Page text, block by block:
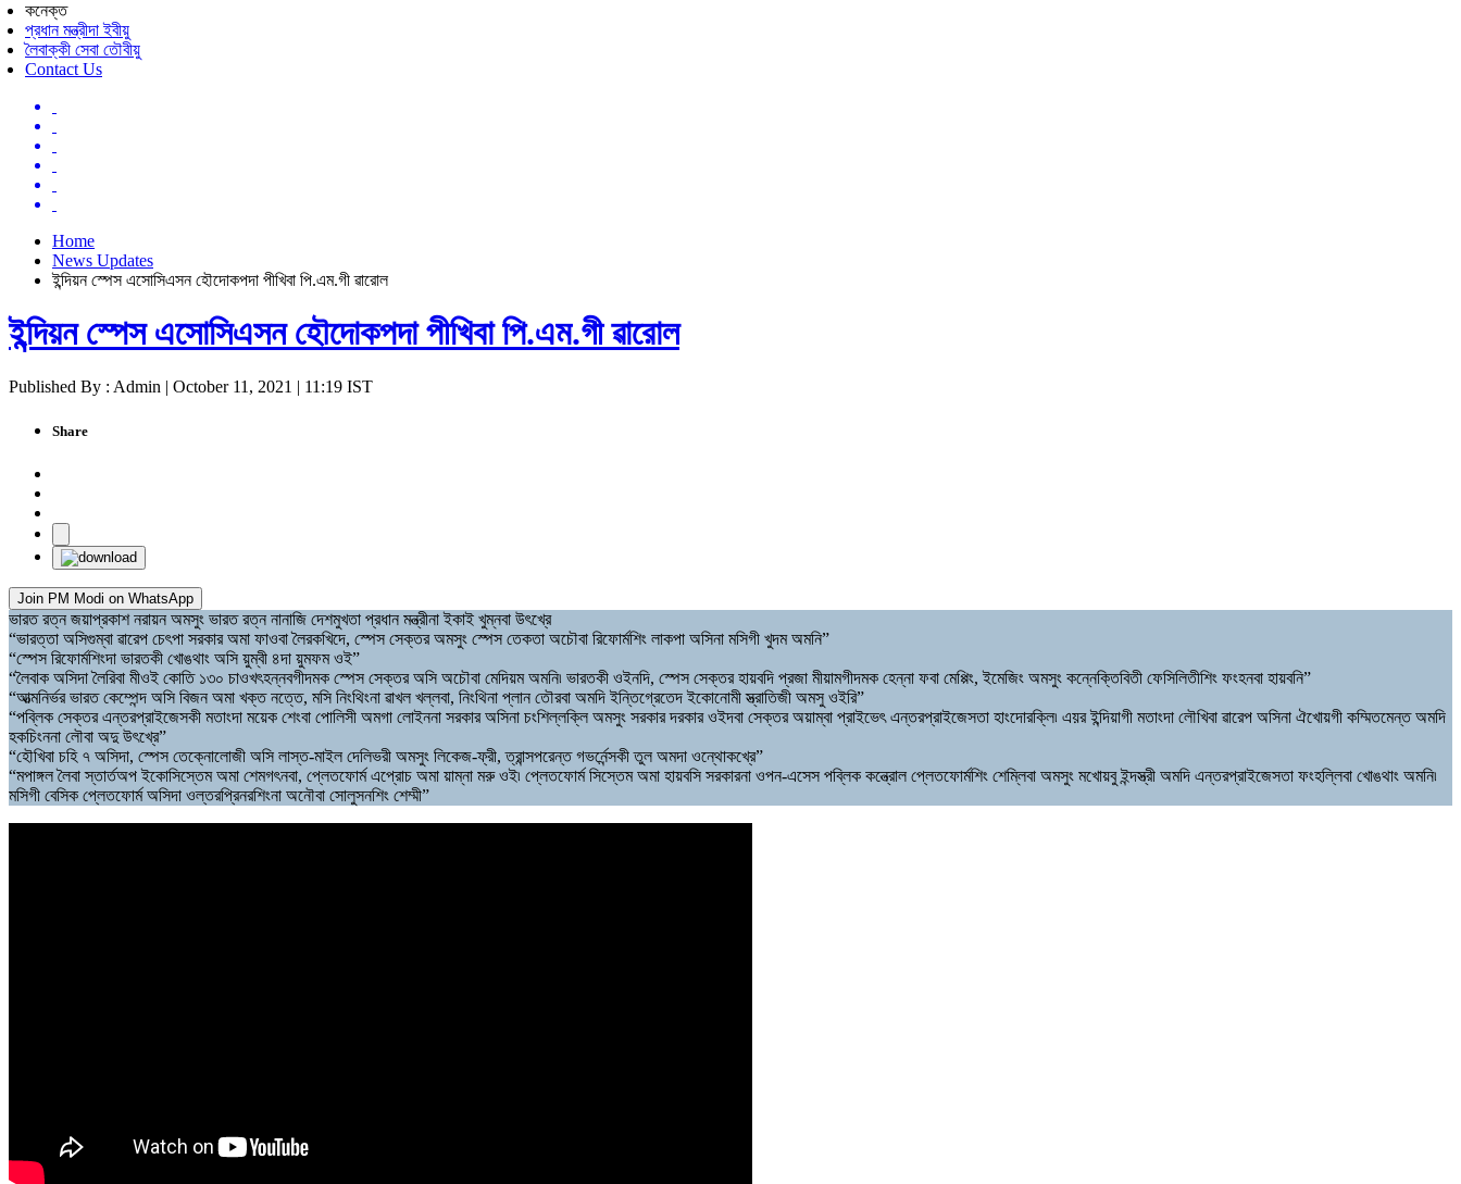
কনেক্ত
প্রধান মন্ত্রীদা ইবীয়ু
লৈবাক্কী সেবা তৌবীয়ু
Contact Us
Home
News Updates
ইন্দিয়ন স্পেস এসোসিএসন হৌদোকপদা পীখিবা পি.এম.গী ৱারোল
ইন্দিয়ন স্পেস এসোসিএসন হৌদোকপদা পীখিবা পি.এম.গী ৱারোল
Published By : Admin | October 11, 2021 | 11:19 IST
Share
Join PM Modi on WhatsApp
ভারত রত্ন জয়াপ্রকাশ নরায়ন অমসুং ভারত রত্ন নানাজি দেশমুখতা প্রধান মন্ত্রীনা ইকাই খুম্নবা উৎখ্রে
“ভারত্তা অসিগুম্বা ৱারেপ চেৎপা সরকার অমা ফাওবা লৈরকখিদে, স্পেস সেক্তর অমসুং স্পেস তেকতা অচৌবা রিফোর্মশিং লাকপা অসিনা মসিগী খুদম অমনি”
“স্পেস রিফোর্মশিংদা ভারতকী খোঙথাং অসি য়ুম্বী ৪দা য়ুমফম ওই”
“লৈবাক অসিদা লৈরিবা মীওই কোতি ১৩০ চাওখৎহন্নবগীদমক স্পেস সেক্তর অসি অচৌবা মেদিয়ম অমনি৷ ভারতকী ওইনদি, স্পেস সেক্তর হায়বদি প্রজা মীয়ামগীদমক হেন্না ফবা মেপ্পিং, ইমেজিং অমসুং কন্নেক্তিবিতী ফেসিলিতীশিং ফংহনবা হায়বনি”
“আত্মনির্ভর ভারত কেম্পেন্দ অসি বিজন অমা খক্ত নত্তে, মসি নিংথিংনা ৱাখল খল্লবা, নিংথিনা প্লান তৌরবা অমদি ইন্তিগ্রেতেদ ইকোনোমী স্ত্রাতিজী অমসু ওইরি”
“পব্লিক সেক্তর এন্তরপ্রাইজেসকী মতাংদা ময়েক শেংবা পোলিসী অমগা লোইননা সরকার অসিনা চংশিল্লক্লি অমসুং সরকার দরকার ওইদবা সেক্তর অয়াম্বা প্রাইভেৎ এন্তরপ্রাইজেসতা হাংদোরক্লি৷ এয়র ইন্দিয়াগী মতাংদা লৌখিবা ৱারেপ অসিনা ঐখোয়গী কম্মিতমেন্ত অমদি
হকচিংননা লৌবা অদু উৎখ্রে”
“হৌখিবা চহি ৭ অসিদা, স্পেস তেক্নোলোজী অসি লাস্ত-মাইল দেলিভরী অমসুং লিকেজ-ফ্রী, ত্রান্সপরেন্ত গভর্নেন্সকী তুল অমদা ওন্থোকখ্রে”
“মপাঙ্গল লৈবা স্তার্তঅপ ইকোসিস্তেম অমা শেমগৎনবা, প্লেতফোর্ম এপ্রোচ অমা য়াম্না মরু ওই৷ প্লেতফোর্ম সিস্তেম অমা হায়বসি সরকারনা ওপন-এসেস পব্লিক কন্ত্রোল প্লেতফোর্মশিং শেম্লিবা অমসুং মখোয়বু ইন্দস্ত্রী অমদি এন্তরপ্রাইজেসতা ফংহল্লিবা খোঙথাং অমনি৷
মসিগী বেসিক প্লেতফোর্ম অসিদা ওল্তরপ্রিনরশিংনা অনৌবা সোলুসনশিং শেম্মী”